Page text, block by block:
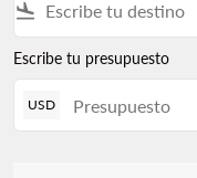
flight_land
Escribe tu presupuesto
USD